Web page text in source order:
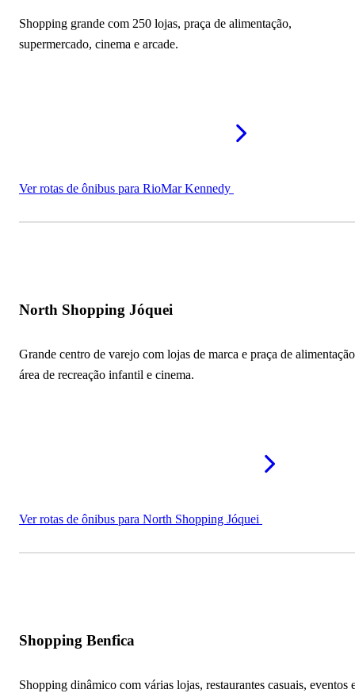
Shopping grande com 250 lojas, praça de alimentação,
supermercado, cinema e arcade.
Ver rotas de ônibus para RioMar Kennedy
North Shopping Jóquei
Grande centro de varejo com lojas de marca e praça de
área de recreação infantil e cinema.
Ver rotas de ônibus para North Shopping Jóquei
Shopping Benfica
Shopping dinâmico com várias lojas, restaurantes casuais, eventos